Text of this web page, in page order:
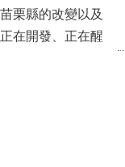
栗縣的改變以及
在開發、正在醒